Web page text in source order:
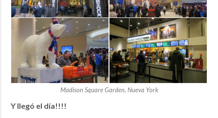
Madison Square Garden, Nueva York
Y llegó el día!!!!